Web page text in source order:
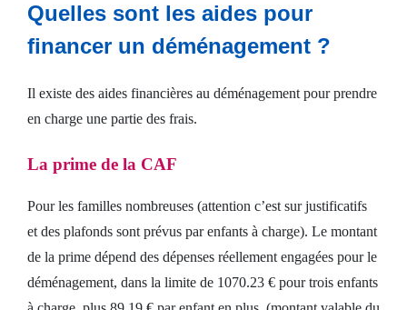
Quelles sont les aides pour
financer un déménagement ?
Il existe des aides financières au déménagement pour prendre
en charge une partie des frais.
La prime de la CAF
Pour les familles nombreuses (attention c’est sur justificatifs
et des plafonds sont prévus par enfants à charge). Le montant
de la prime dépend des dépenses réellement engagées pour le
déménagement, dans la limite de 1070.23 € pour trois enfants